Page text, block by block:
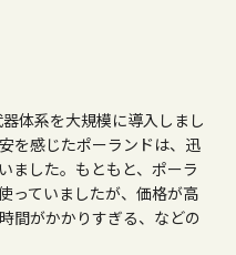
体系を大規模に導入しまし
を感じたポーランドは、迅
ました。もともと、ポーラ
っていましたが、価格が高
間がかかりすぎる、などの